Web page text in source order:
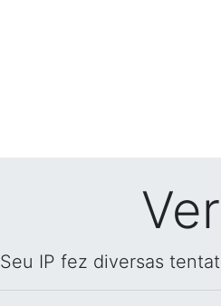
Seu IP fez diversas